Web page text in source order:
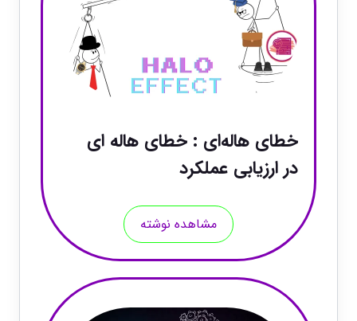
خطای هاله‌ای : خطای هاله ای
در ارزیابی عملکرد
مشاهده نوشته